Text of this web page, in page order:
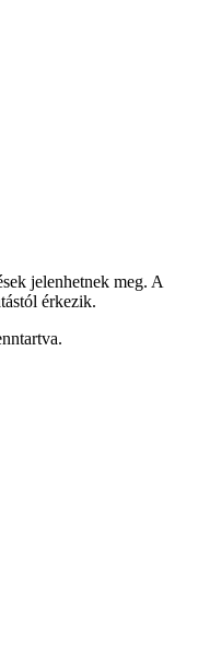
jelenhetnek meg. A
érkezik.